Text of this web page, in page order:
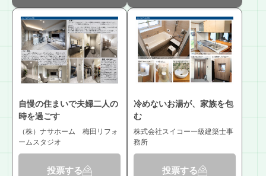
自慢の住まいで夫婦二人の
時を過ごす
（株）ナサホーム 梅田リフォ
ームスタジオ
投票する
冷めないお湯が、家族を包
む
株式会社スイコー一級建築士事
務所
投票する